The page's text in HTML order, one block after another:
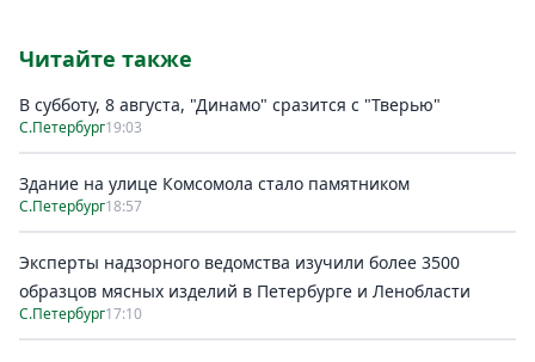
Читайте также
В субботу, 8 августа, "Динамо" сразится с "Тверью"
С.Петербург19:03
Здание на улице Комсомола стало памятником
С.Петербург18:57
Эксперты надзорного ведомства изучили более 3500
образцов мясных изделий в Петербурге и Ленобласти
С.Петербург17:10